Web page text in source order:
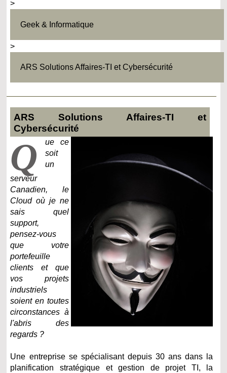
>
Geek & Informatique
>
ARS Solutions Affaires-TI et Cybersécurité
ARS Solutions Affaires-TI et
Cybersécurité
Q
ue ce
soit
un
serveur
Canadien, le
Cloud où je ne
sais quel
support,
pensez-vous
que votre
portefeuille
clients et que
vos projets
industriels
soient en toutes
circonstances à
l'abris des
regards ?
Une entreprise se spécialisant depuis 30 ans dans la
planification stratégique et gestion de projet TI, la